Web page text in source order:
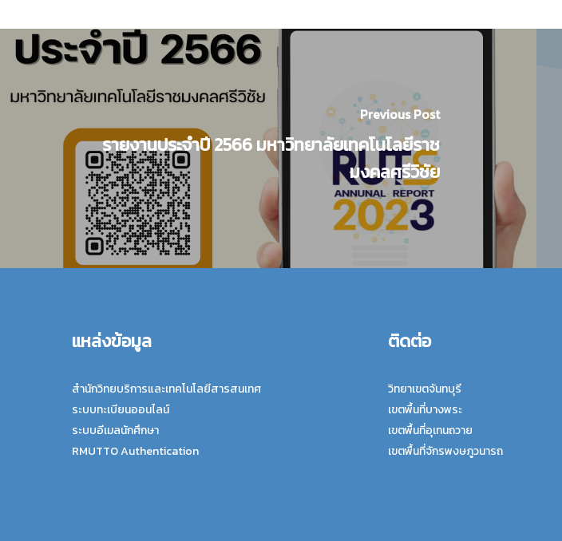
Previous Post
รายงานประจำปี 2566 มหาวิทยาลัยเทคโนโลยีราช
มงคลศรีวิชัย
แหล่งข้อมูล
สำนักวิทยบริการและเทคโนโลยีสารสนเทศ
ระบบทะเบียนออนไลน์
ระบบอีเมลนักศึกษา
RMUTTO Authentication
ติดต่อ
วิทยาเขตจันทบุรี
เขตพื้นที่บางพระ
เขตพื้นที่อุเทนถวาย
เขตพื้นที่จักรพงษภูวนารถ